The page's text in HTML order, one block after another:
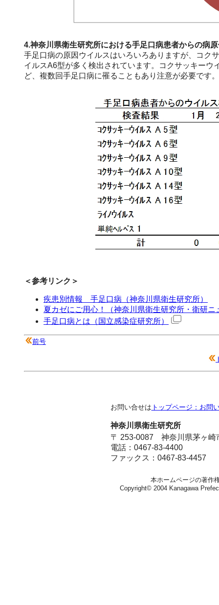
4.神奈川県衛生研究所における手足口病患者からの病
手足口病の原因ウイルスはいろいろありますが、コク
イルスA6型が多く検出されています。コクサッキー
ど、複数回手足口病に罹ることもあり注意が必要です。
＜参考リンク＞
疾患別情報 手足口病（神奈川県衛生研究所）
夏カゼにご用心！（神奈川県衛生研究所・衛研ニ
手足口病とは（国立感染症研究所）
前号
お問い合せは トップページ：お問
神奈川県衛生研究所
〒 253-0087 神奈川県茅ヶ崎
電話：0467-83-4400
ファックス：0467-83-4457
本ホームページの著作
Copyright© 2004 Kanagawa